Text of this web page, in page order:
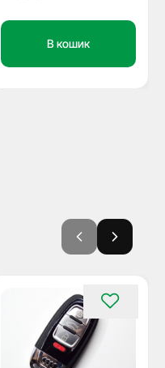
В кошик